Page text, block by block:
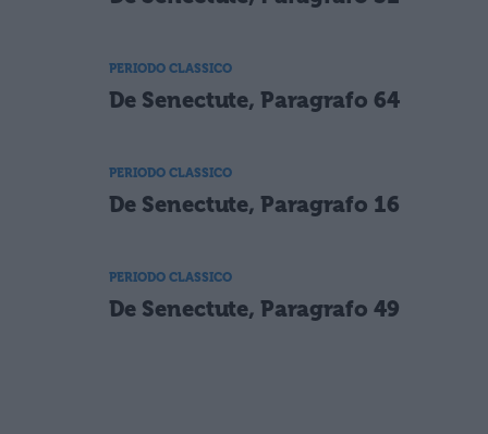
PERIODO CLASSICO
De Senectute, Paragrafo 64
PERIODO CLASSICO
De Senectute, Paragrafo 16
PERIODO CLASSICO
De Senectute, Paragrafo 49